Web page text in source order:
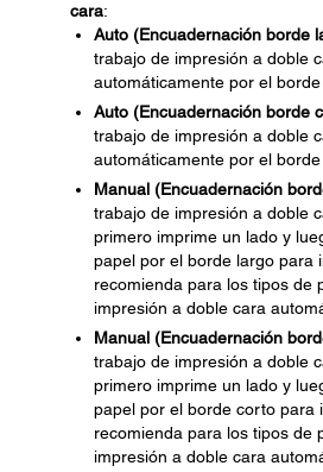
cara:
Auto (Encuadernación borde
trabajo de impresión a doble
automáticamente por el borde
Auto (Encuadernación borde
trabajo de impresión a doble
automáticamente por el borde
Manual (Encuadernación
trabajo de impresión a doble
primero imprime un lado y
papel por el borde largo para
recomienda para los tipos de
impresión a doble cara
Manual (Encuadernación
trabajo de impresión a doble
primero imprime un lado y
papel por el borde corto para
recomienda para los tipos de
impresión a doble cara